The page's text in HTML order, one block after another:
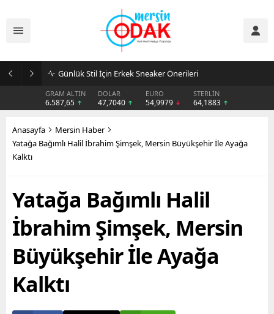
Günlük Stil İçin Erkek Sneaker Önerileri
GRAM ALTIN
6.587,65
DOLAR
47,7040
EURO
54,9979
STERLİN
64,1883
Anasayfa
Mersin Haber
Yatağa Bağımlı Halil İbrahim Şimşek, Mersin Büyükşehir İle Ayağa
Kalktı
Yatağa Bağımlı Halil
İbrahim Şimşek, Mersin
Büyükşehir İle Ayağa
Kalktı